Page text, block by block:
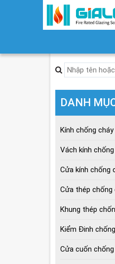
DANH
Kính chống cháy
Vách kính
Cửa kính chống
Cửa thép chống
Khung thép
Kiểm Đinh
Cửa cuốn